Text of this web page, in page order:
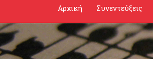
Αρχική Συνεντεύξεις